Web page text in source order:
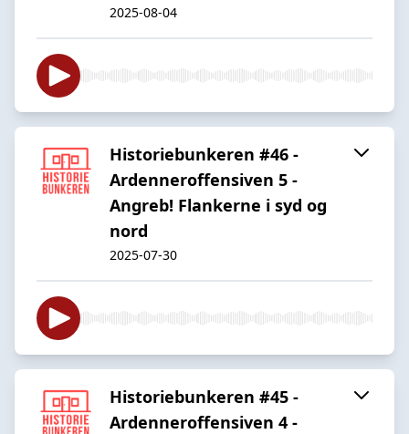
2025-08-04
Historiebunkeren #46 -
Ardenneroffensiven 5 -
Angreb! Flankerne i syd og
nord
2025-07-30
Historiebunkeren #45 -
Ardenneroffensiven 4 -